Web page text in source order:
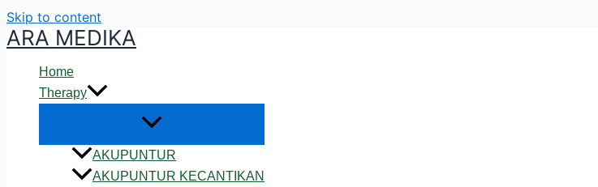
Skip to content
ARA MEDIKA
Home
Therapy
AKUPUNTUR
AKUPUNTUR KECANTIKAN